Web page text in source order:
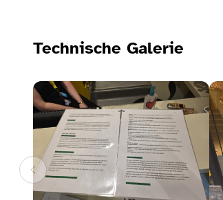
Technische Galerie
Bildergalerie ansehen